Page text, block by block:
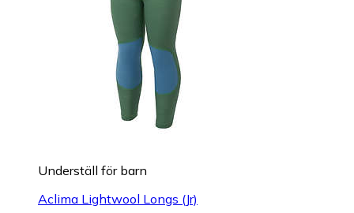
Underställ för barn
Aclima Lightwool Longs (Jr)